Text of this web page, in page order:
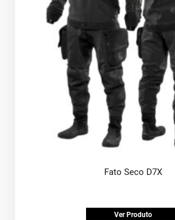
Fato Seco D7X
Ver Produto